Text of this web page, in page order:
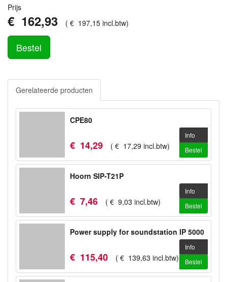
Prijs
€ 162,93 ( € 197,15 incl.btw)
Bestel
Gerelateerde producten
CPE80
€ 14,29 ( € 17,29 incl.btw)
Info
Bestel
Hoorn SIP-T21P
€ 7,46 ( € 9,03 incl.btw)
Info
Bestel
Power supply for soundstation IP 5000
€ 115,40 ( € 139,63 incl.btw)
Info
Bestel